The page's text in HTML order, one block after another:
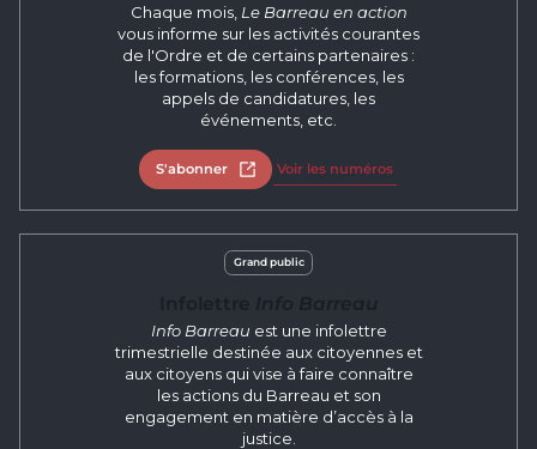
Chaque mois, Le Barreau en action
vous informe sur les activités courantes
de l'Ordre et de certains partenaires :
les formations, les conférences, les
appels de candidatures, les
événements, etc.
S'abonner Open in new tab
Voir les numéros
Grand public
Info Barreau est une infolettre
trimestrielle destinée aux citoyennes et
aux citoyens qui vise à faire connaître
les actions du Barreau et son
engagement en matière d’accès à la
justice.